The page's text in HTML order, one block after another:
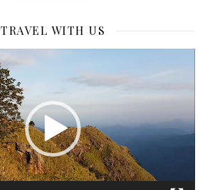
TRAVEL WITH US